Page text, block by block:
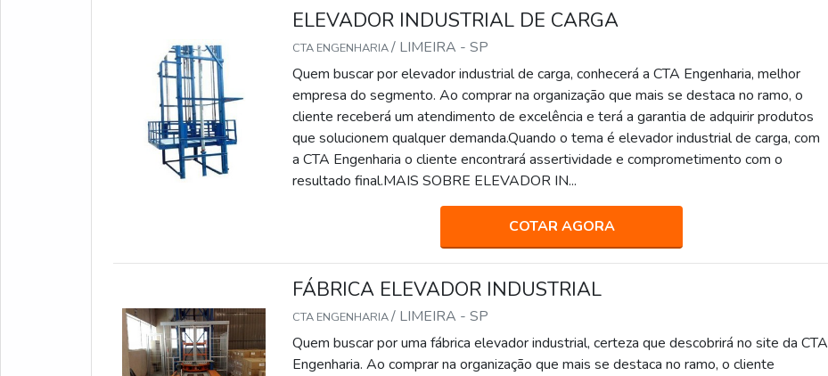
ELEVADOR INDUSTRIAL DE CARGA
CTA ENGENHARIA/ LIMEIRA - SP
Quem buscar por elevador industrial de carga, conhecerá a CTA Engenharia, melhor
empresa do segmento. Ao comprar na organização que mais se destaca no ramo, o
cliente receberá um atendimento de excelência e terá a garantia de adquirir produtos
que solucionem qualquer demanda.Quando o tema é elevador industrial de carga, com
a CTA Engenharia o cliente encontrará assertividade e comprometimento com o
resultado final.MAIS SOBRE ELEVADOR IN...
COTAR AGORA
FÁBRICA ELEVADOR INDUSTRIAL
CTA ENGENHARIA/ LIMEIRA - SP
Quem buscar por uma fábrica elevador industrial, certeza que descobrirá no site da CTA
Engenharia. Ao comprar na organização que mais se destaca no ramo, o cliente